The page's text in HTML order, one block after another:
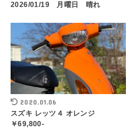
2026/01/19 月曜日 晴れ
2020.01.06
スズキ レッツ４ オレンジ
￥69,800-